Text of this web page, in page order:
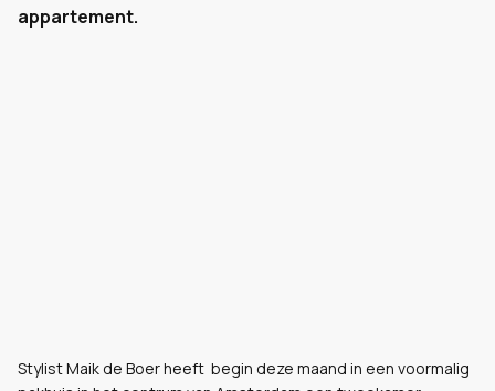
appartement.
Stylist Maik de Boer heeft begin deze maand in een voormalig